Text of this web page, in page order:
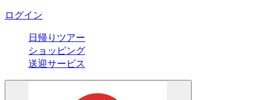
ログイン
日帰りツアー
ショッピング
送迎サービス